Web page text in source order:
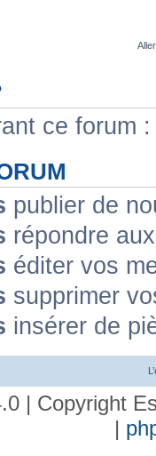
ce forum
publier de
répondre
éditer vos
supprimer
insérer de
| Copyright
|